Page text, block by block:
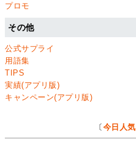
プロモ
その他
公式サプライ
用語集
TIPS
実績(アプリ版)
キャンペーン(アプリ版)
〔 今日人気